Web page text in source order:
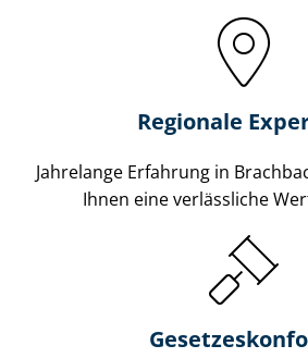
Regionale
Jahrelange Erfahrung in
Ihnen eine verlässliche